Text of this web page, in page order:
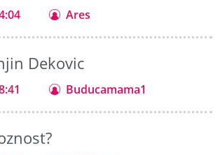
Ares
Dekovic
Buducamama1